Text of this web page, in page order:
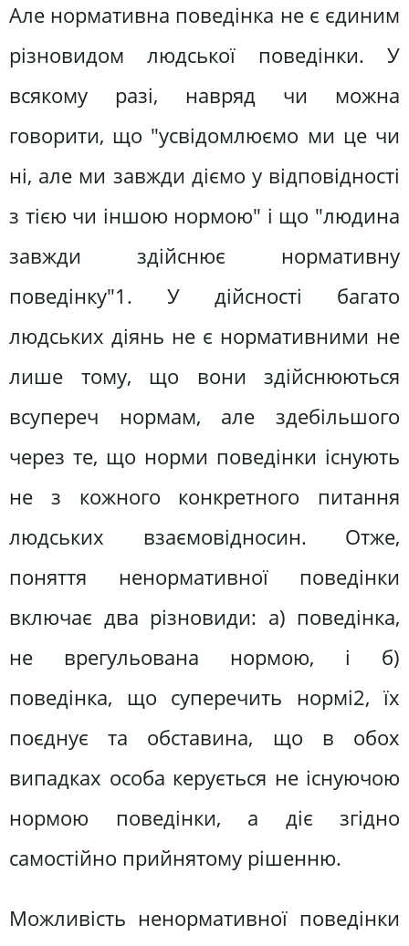
Але нормативна поведінка не є єдиним
різновидом людської поведінки. У
всякому разі, навряд чи можна
говорити, що "усвідомлюємо ми це чи
ні, але ми завжди діємо у відповідності
з тією чи іншою нормою" і що "людина
завжди здійснює нормативну
поведінку"1. У дійсності багато
людських діянь не є нормативними не
лише тому, що вони здійснюються
всупереч нормам, але здебільшого
через те, що норми поведінки існують
не з кожного конкретного питання
людських взаємовідносин. Отже,
поняття ненормативної поведінки
включає два різновиди: а) поведінка,
не врегульована нормою, і б)
поведінка, що суперечить нормі2, їх
поєднує та обставина, що в обох
випадках особа керується не існуючою
нормою поведінки, а діє згідно
самостійно прийнятому рішенню.
Можливість ненормативної поведінки